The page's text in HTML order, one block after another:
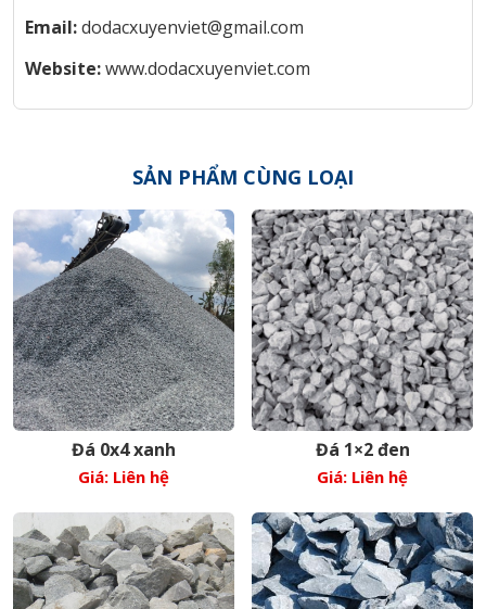
Email:dodacxuyenviet@gmail.com
Website:www.dodacxuyenviet.com
SẢN PHẨM CÙNG LOẠI
Đá 0x4 xanh
Giá: Liên hệ
Đá 1×2 đen
Giá: Liên hệ